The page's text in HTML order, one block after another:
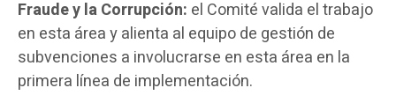
Fraude y la Corrupción: el Comité valida el trabajo
en esta área y alienta al equipo de gestión de
subvenciones a involucrarse en esta área en la
primera línea de implementación.